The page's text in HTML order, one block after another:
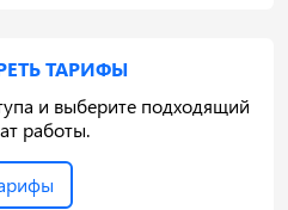
ТАРИФЫ
и выберите подходящий
работы.